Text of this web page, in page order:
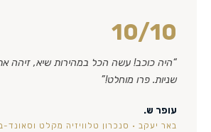
10/10
“היה כוכב! עשה הכל במהירות שיא, זיהה
שניות. פרו מוחלט!”
עופר ש.
באר יעקב · סנכרון טלוויזיה מקלט וסאונד-